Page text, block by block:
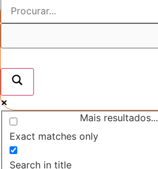
Mais resultados...
Exact matches only
Search in title